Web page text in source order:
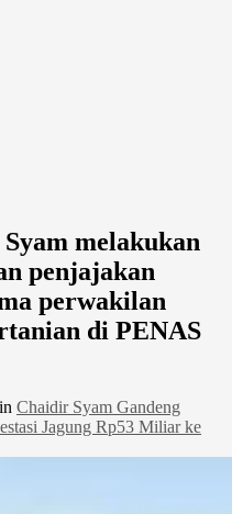
melakukan
penjajakan
perwakilan
di PENAS
in Chaidir Syam Gandeng
Jagung Rp53 Miliar ke